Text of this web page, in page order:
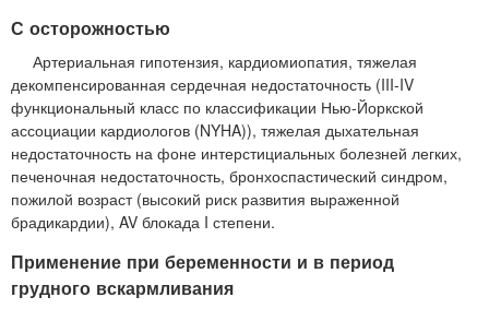
С осторожностью
Артериальная гипотензия, кардиомиопатия, тяжелая
декомпенсированная сердечная недостаточность (III-IV
функциональный класс по классификации Нью-Йоркской
ассоциации кардиологов (NYHA)), тяжелая дыхательная
недостаточность на фоне интерстициальных болезней легких,
печеночная недостаточность, бронхоспастический синдром,
пожилой возраст (высокий риск развития выраженной
брадикардии), AV блокада I степени.
Применение при беременности и в период
грудного вскармливания